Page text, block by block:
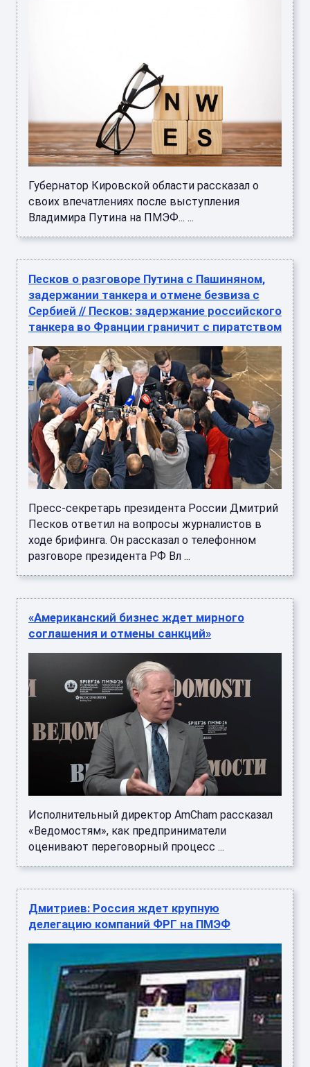
Губернатор Кировской области рассказал о
своих впечатлениях после выступления
Владимира Путина на ПМЭФ... ...
Песков о разговоре Путина с Пашиняном,
задержании танкера и отмене безвиза с
Сербией // Песков: задержание российского
танкера во Франции граничит с пиратством
Пресс-секретарь президента России Дмитрий
Песков ответил на вопросы журналистов в
ходе брифинга. Он рассказал о телефонном
разговоре президента РФ Вл ...
«Американский бизнес ждет мирного
соглашения и отмены санкций»
Исполнительный директор AmCham рассказал
«Ведомостям», как предприниматели
оценивают переговорный процесс ...
Дмитриев: Россия ждет крупную
делегацию компаний ФРГ на ПМЭФ